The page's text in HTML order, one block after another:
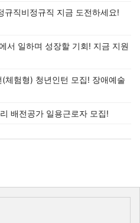
규직비정규직 지금 도전하세요!
서 일하며 성장할 기회! 지금 지원
체험형) 청년인턴 모집! 장애예술
배전공가 일용근로자 모집!